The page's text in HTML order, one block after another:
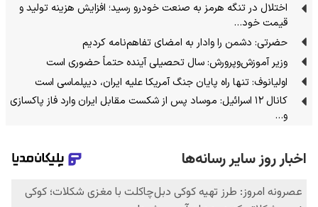
اختلال در تنگه هرمز به صنعت خودرو رسید؛ افزایش هزینه تولید و
قیمت خود…
حضرتی: دشمن را وادار به امضای تفاهم‌نامه کردیم
وزیر آموزش‌وپرورش: سال تحصیلی آینده حتماً حضوری است
اولیانوف: تنها راه پایان جنگ آمریکا علیه ایران، دیپلماسی است
کانال ۱۲ اسرائیل: موساد پس از شکست مقابل ایران وارد فاز پاکسازی
و…